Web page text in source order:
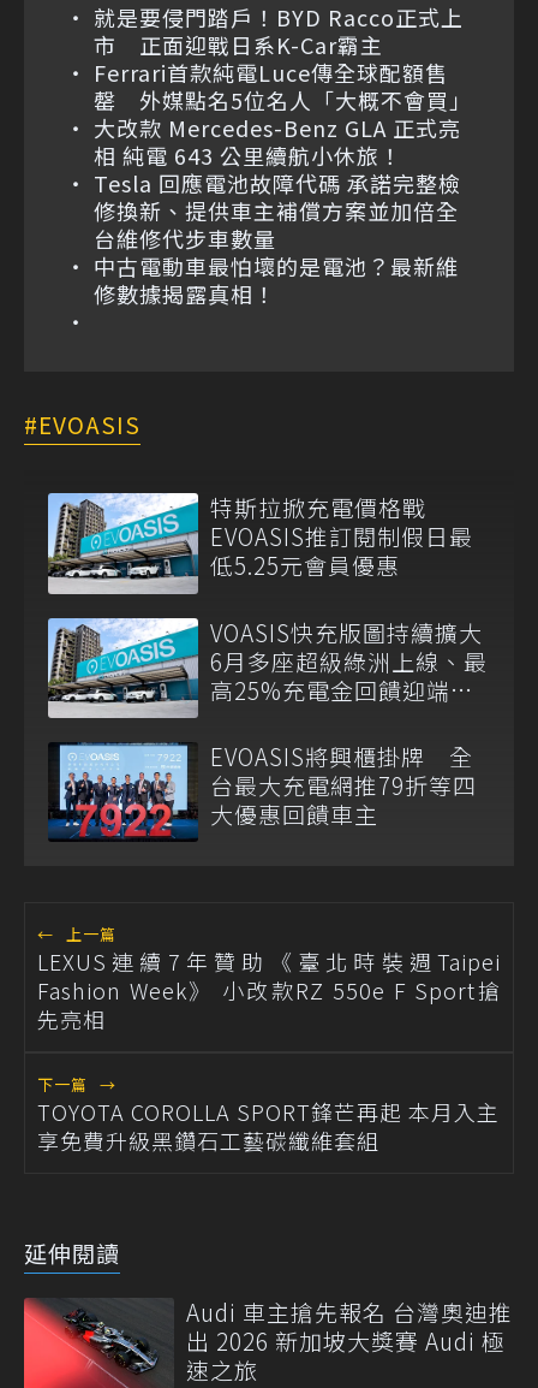
就是要侵門踏戶！BYD Racco正式上
市 正面迎戰日系K-Car霸主
Ferrari首款純電Luce傳全球配額售
罄 外媒點名5位名人「大概不會買」
大改款 Mercedes-Benz GLA 正式亮
相 純電 643 公里續航小休旅！
Tesla 回應電池故障代碼 承諾完整檢
修換新、提供車主補償方案並加倍全
台維修代步車數量
中古電動車最怕壞的是電池？最新維
修數據揭露真相！
EVOASIS
特斯拉掀充電價格戰
EVOASIS推訂閱制假日最
低5.25元會員優惠
VOASIS快充版圖持續擴大
6月多座超級綠洲上線、最
高25%充電金回饋迎端午
EVOASIS將興櫃掛牌 全
台最大充電網推79折等四
大優惠回饋車主
← 上一篇
LEXUS連續7年贊助《臺北時裝週Taipei
Fashion Week》 小改款RZ 550e F Sport搶
先亮相
下一篇 →
TOYOTA COROLLA SPORT鋒芒再起 本月入主
享免費升級黑鑽石工藝碳纖維套組
延伸閱讀
Audi 車主搶先報名 台灣奧迪推
出 2026 新加坡大獎賽 Audi 極
速之旅